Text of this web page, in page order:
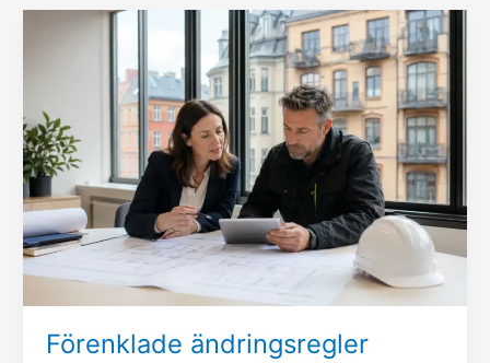
Förenklade ändringsregler
Förenklade
påverkas
fastighetsförvaltningen